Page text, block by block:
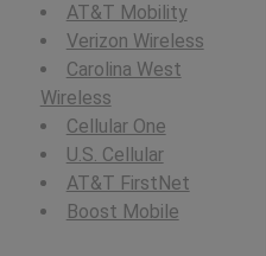
AT&T Mobility
Verizon Wireless
Carolina West
Wireless
Cellular One
U.S. Cellular
AT&T FirstNet
Boost Mobile